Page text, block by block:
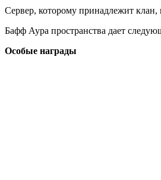
Сервер, которому принадлежит
Бафф Аура пространства дает
Особые награды